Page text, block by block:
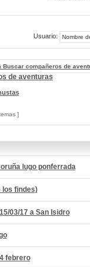
Usuario:
Buscar compañeros de
de aventuras
]
lugo ponferrada
los findes)
03/17 a San Isidro
febrero